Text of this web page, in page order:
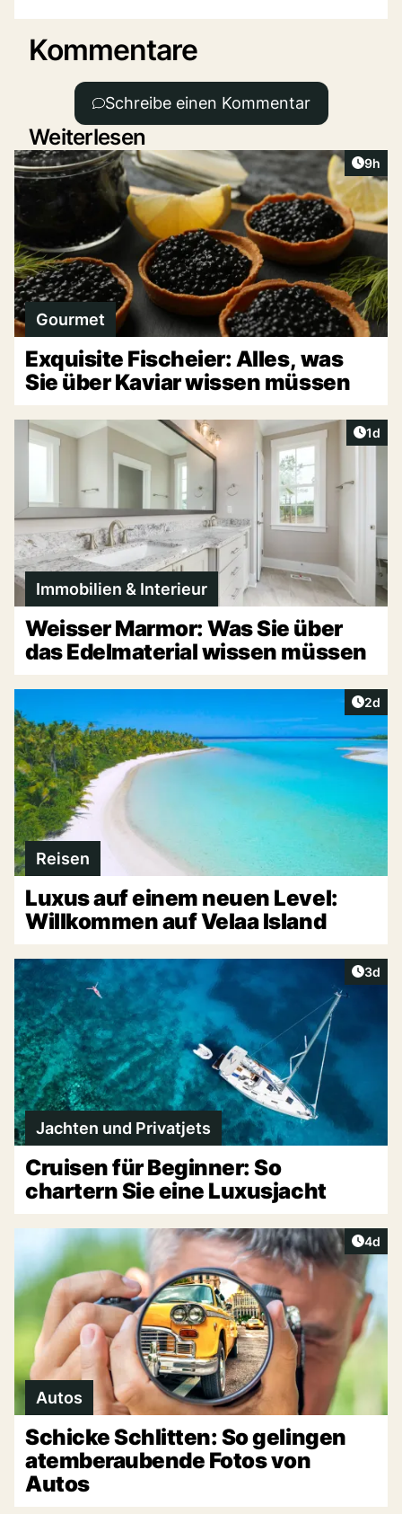
Kommentare
Schreibe einen Kommentar
Weiterlesen
9h
Gourmet
Exquisite Fischeier: Alles, was
Sie über Kaviar wissen müssen
1d
Immobilien & Interieur
Weisser Marmor: Was Sie über
das Edelmaterial wissen müssen
2d
Reisen
Luxus auf einem neuen Level:
Willkommen auf Velaa Island
3d
Jachten und Privatjets
Cruisen für Beginner: So
chartern Sie eine Luxusjacht
4d
Autos
Schicke Schlitten: So gelingen
atemberaubende Fotos von
Autos